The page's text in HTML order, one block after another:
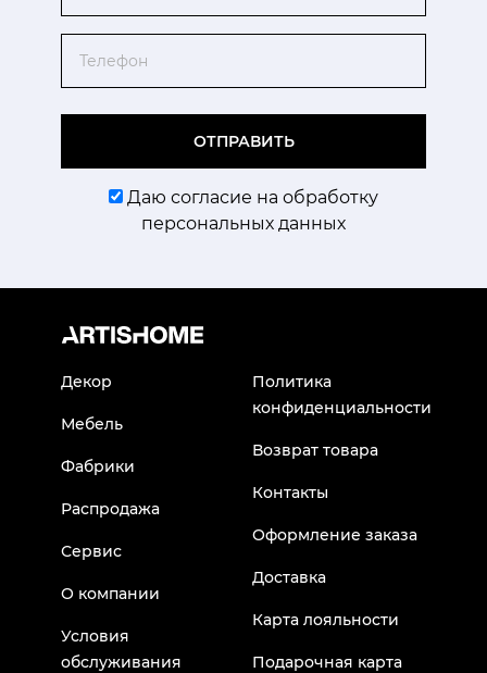
ОТПРАВИТЬ
Даю согласие на обработку
персональных данных
Декор
Мебель
Фабрики
Распродажа
Сервис
О компании
Условия
обслуживания
Политика
конфиденциальности
Возврат товара
Контакты
Оформление заказа
Доставка
Карта лояльности
Подарочная карта